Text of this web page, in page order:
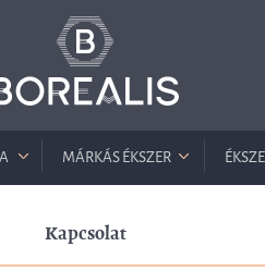
MÁRKÁS ÉKSZER
Kapcsolat